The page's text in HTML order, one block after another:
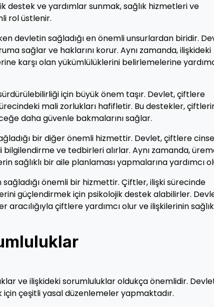
destek ve yardımlar sunmak, sağlık hizmetleri ve
rol üstlenir.
devletin sağladığı en önemli unsurlardan biridir.
sağlar ve haklarını korur. Aynı zamanda, ilişkideki
karşı olan yükümlülüklerini belirlemelerine
için büyük önem taşır. Devlet, çiftlere
mali zorlukları hafifletir. Bu destekler,
daha güvenle bakmalarını sağlar.
bir diğer önemli hizmettir. Devlet, çiftlere
ve tedbirleri alırlar. Aynı zamanda,
sağlıklı bir aile planlaması yapmalarına yardımcı
önemli bir hizmettir. Çiftler, ilişki sürecinde
güçlendirmek için psikolojik destek alabilirler.
çiftlere yardımcı olur ve ilişkilerinin
ve ilişkideki sorumluluklar oldukça önemlidir.
çeşitli yasal düzenlemeler yapmaktadır.